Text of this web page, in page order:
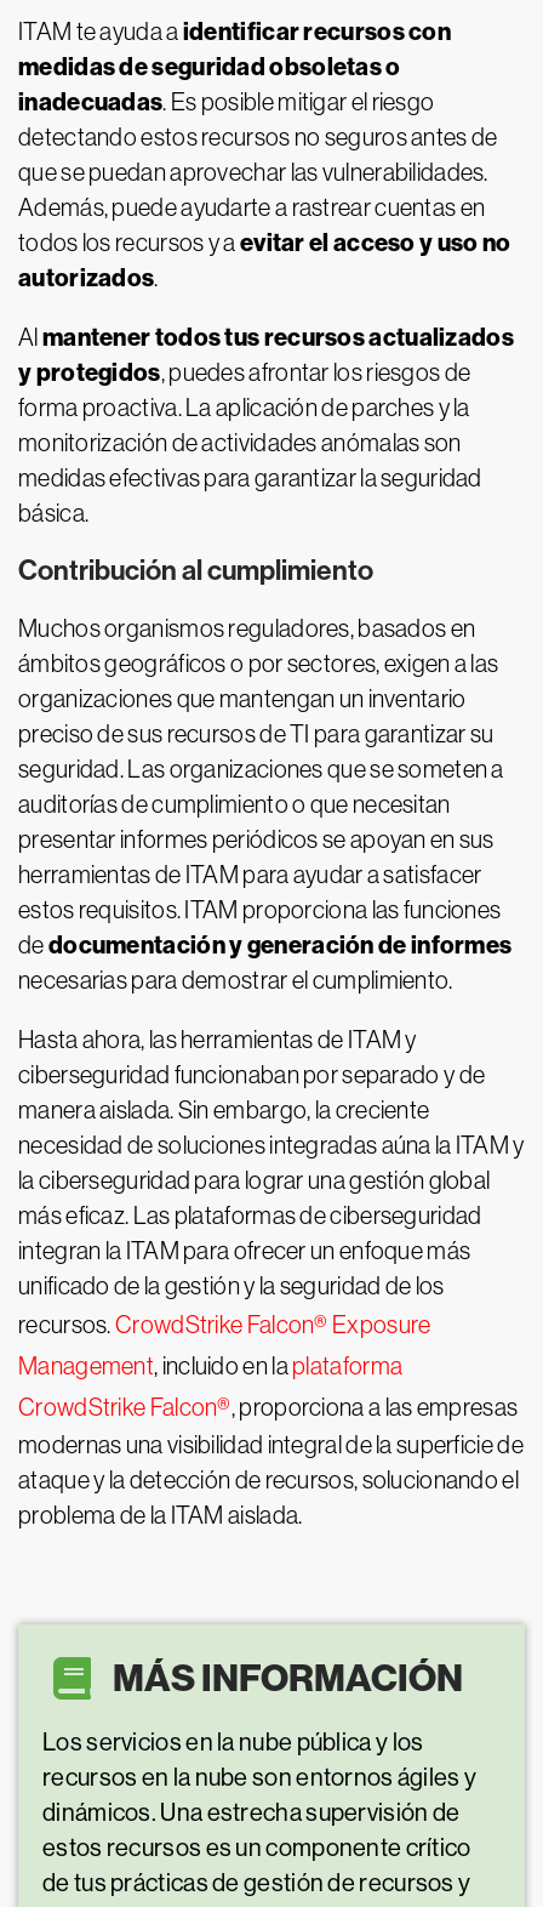
ITAM te ayuda a identificar recursos con
medidas de seguridad obsoletas o
inadecuadas. Es posible mitigar el riesgo
detectando estos recursos no seguros antes de
que se puedan aprovechar las vulnerabilidades.
Además, puede ayudarte a rastrear cuentas en
todos los recursos y a evitar el acceso y uso no
autorizados.
Al mantener todos tus recursos actualizados
y protegidos, puedes afrontar los riesgos de
forma proactiva. La aplicación de parches y la
monitorización de actividades anómalas son
medidas efectivas para garantizar la seguridad
básica.
Contribución al cumplimiento
Muchos organismos reguladores, basados en
ámbitos geográficos o por sectores, exigen a las
organizaciones que mantengan un inventario
preciso de sus recursos de TI para garantizar su
seguridad. Las organizaciones que se someten a
auditorías de cumplimiento o que necesitan
presentar informes periódicos se apoyan en sus
herramientas de ITAM para ayudar a satisfacer
estos requisitos. ITAM proporciona las funciones
dedocumentación y generación de informes
necesarias para demostrar el cumplimiento.
Hasta ahora, las herramientas de ITAM y
ciberseguridad funcionaban por separado y de
manera aislada. Sin embargo, la creciente
necesidad de soluciones integradas aúna la ITAM y
la ciberseguridad para lograr una gestión global
más eficaz. Las plataformas de ciberseguridad
integran la ITAM para ofrecer un enfoque más
unificado de la gestión y la seguridad de los
recursos.CrowdStrike Falcon® Exposure
Management, incluido en la plataforma
CrowdStrike Falcon®, proporciona a las empresas
modernas una visibilidad integral de la superficie de
ataque y la detección de recursos, solucionando el
problema de la ITAM aislada.
MÁS INFORMACIÓN
Los servicios en la nube pública y los
recursos en la nube son entornos ágiles y
dinámicos. Una estrecha supervisión de
estos recursos es un componente crítico
de tus prácticas de gestión de recursos y